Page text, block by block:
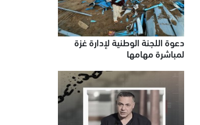
دعوة اللجنة الوطنية لإدارة غزة
لمباشرة مهامها